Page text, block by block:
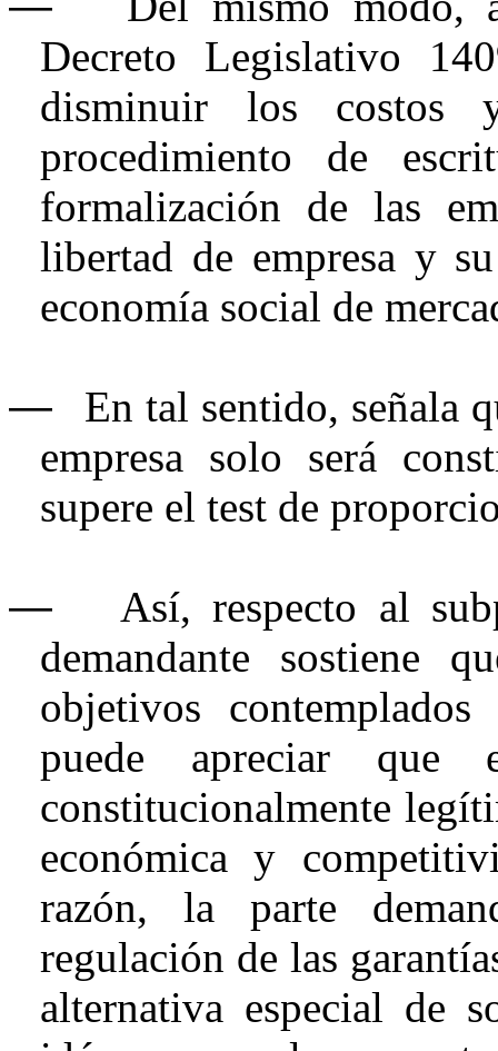
Decreto Legislativo
disminuir los
procedimiento de
formalización de las
libertad de empresa y
economía social de
―
En tal sentido, señala
empresa solo será
supere el test de
―
Así, respecto al
demandante sostiene
objetivos
puede apreciar que
constitucionalmente
económica y
razón, la parte
regulación de las
alternativa especial de